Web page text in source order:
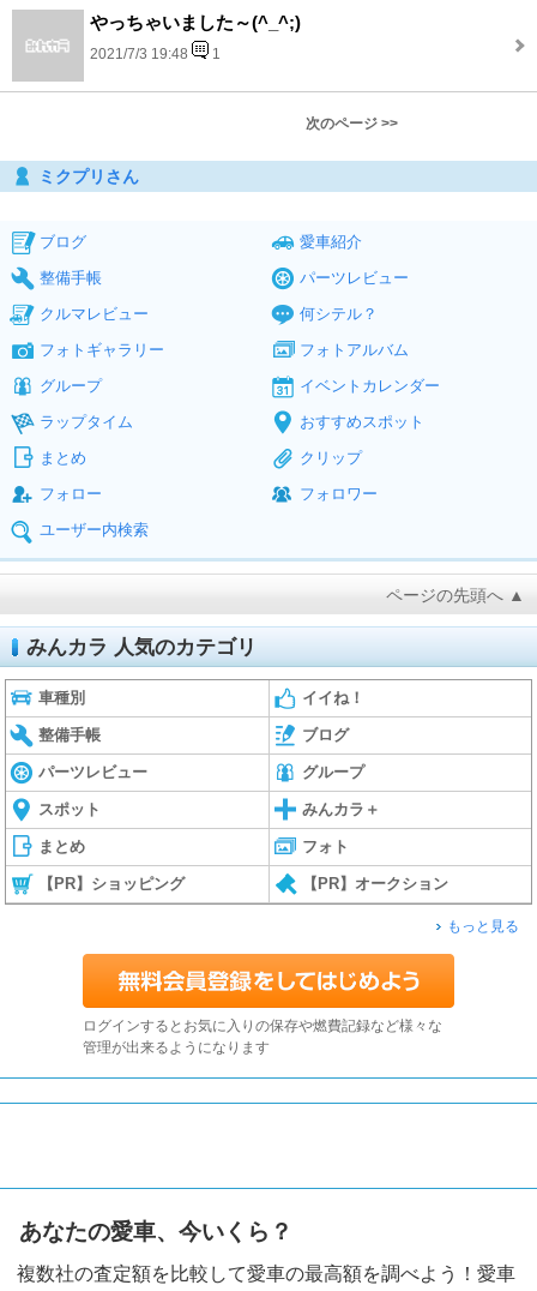
やっちゃいました～(^_^;)
2021/7/3 19:48 1
次のページ >>
ミクプリさん
ブログ
愛車紹介
整備手帳
パーツレビュー
クルマレビュー
何シテル？
フォトギャラリー
フォトアルバム
グループ
イベントカレンダー
ラップタイム
おすすめスポット
まとめ
クリップ
フォロー
フォロワー
ユーザー内検索
ページの先頭へ ▲
みんカラ 人気のカテゴリ
車種別 イイね！
整備手帳 ブログ
パーツレビュー グループ
スポット みんカラ＋
まとめ フォト
【PR】ショッピング 【PR】オークション
もっと見る
ログインするとお気に入りの保存や燃費記録など様々な
管理が出来るようになります
あなたの愛車、今いくら？
複数社の査定額を比較して愛車の最高額を調べよう！愛車